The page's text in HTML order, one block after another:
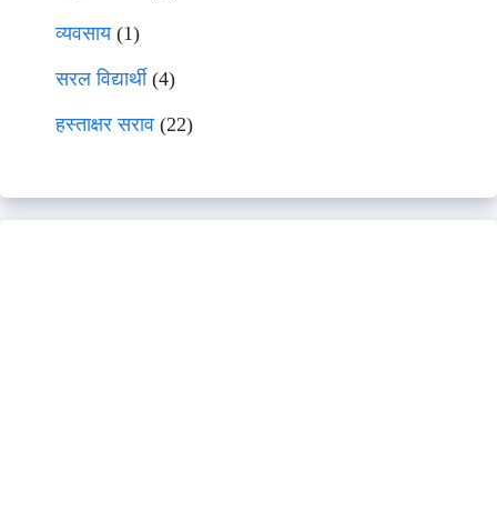
व्यवसाय(1)
सरल विद्यार्थी(4)
हस्ताक्षर सराव (22)